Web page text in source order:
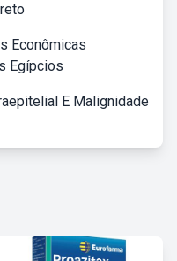
Econômicas
Egípcios
E Malignidade